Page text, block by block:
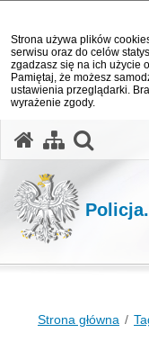
Strona używa plików
serwisu oraz do celów
zgadzasz się na ich użycie
Pamiętaj, że możesz
ustawienia przeglądarki.
wyrażenie zgody.
Strona główna